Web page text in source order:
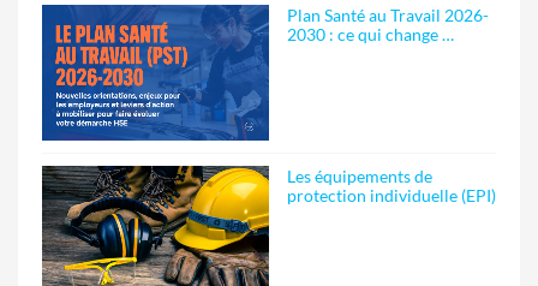
Plan Santé au Travail 2026-
2030 : ce qui change …
Les équipements de
protection individuelle (EPI)